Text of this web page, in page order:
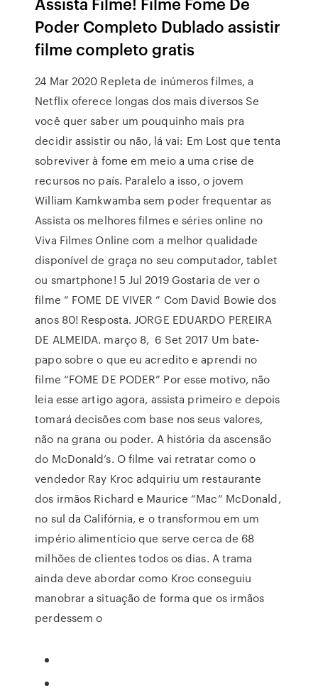
Poder Completo Dublado assistir
filme completo gratis
24 Mar 2020 Repleta de inúmeros filmes, a
Netflix oferece longas dos mais diversos Se
você quer saber um pouquinho mais pra
decidir assistir ou não, lá vai: Em Lost que tenta
sobreviver à fome em meio a uma crise de
recursos no país. Paralelo a isso, o jovem
William Kamkwamba sem poder frequentar as
Assista os melhores filmes e séries online no
Viva Filmes Online com a melhor qualidade
disponível de graça no seu computador, tablet
ou smartphone! 5 Jul 2019 Gostaria de ver o
filme ” FOME DE VIVER ” Com David Bowie dos
anos 80! Resposta. JORGE EDUARDO PEREIRA
DE ALMEIDA. março 8, 6 Set 2017 Um bate-
papo sobre o que eu acredito e aprendi no
filme “FOME DE PODER” Por esse motivo, não
leia esse artigo agora, assista primeiro e depois
tomará decisões com base nos seus valores,
não na grana ou poder. A história da ascensão
do McDonald’s. O filme vai retratar como o
vendedor Ray Kroc adquiriu um restaurante
dos irmãos Richard e Maurice “Mac” McDonald,
no sul da Califórnia, e o transformou em um
império alimentício que serve cerca de 68
milhões de clientes todos os dias. A trama
ainda deve abordar como Kroc conseguiu
manobrar a situação de forma que os irmãos
perdessem o